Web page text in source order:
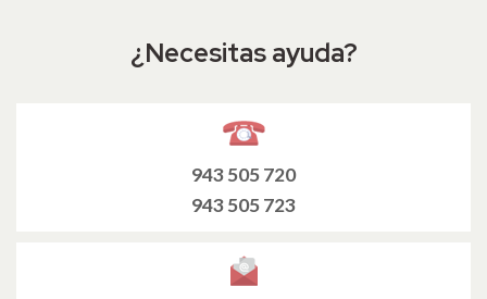
¿Necesitas ayuda?
943 505 720
943 505 723